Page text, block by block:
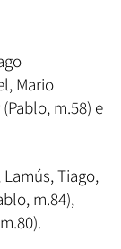
Mario
m.58) e
Tiago,
m.84),